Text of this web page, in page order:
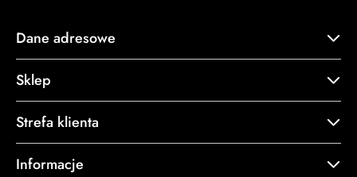
Dane adresowe
Sklep
Strefa klienta
Informacje